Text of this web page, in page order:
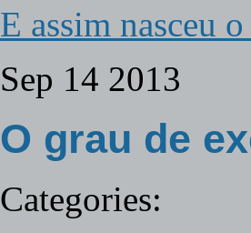
E assim nasceu
Sep 14 2013
O grau de
Categories: